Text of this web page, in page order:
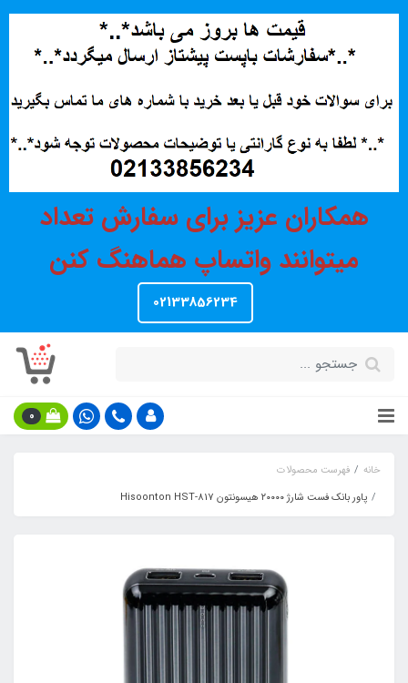
همکاران عزیز برای سفارش تعداد
میتوانند واتساپ هماهنگ کنن
02133856234
0
خانه
فهرست محصولات
پاور بانک فست شارژ ۲۰۰۰۰ هیسونتون Hisoonton HST-817